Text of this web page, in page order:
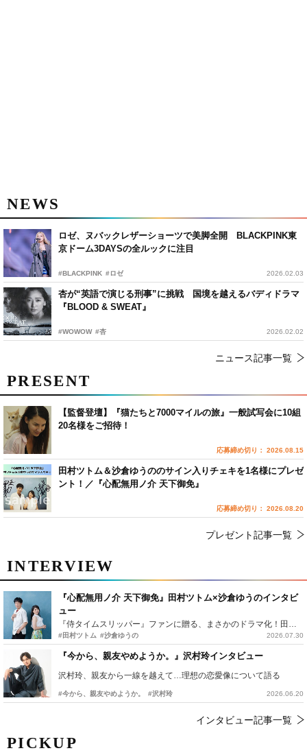
NEWS
ロゼ、ヌバックレザーショーツで美脚全開 BLACKPINK東
京ドーム3DAYSの全ルックに注目
#BLACKPINK #ロゼ 2026.02.03
杏が“英語で演じる刑事”に挑戦 国境を越えるバディドラマ
『BLOOD & SWEAT』
#WOWOW #杏 2026.02.02
ニュース記事一覧
PICKUP
INTERVIEW
『心配無用ノ介 天下御免』田村ツトム×沙倉ゆうのインタビ
ュー
#田村ツトム #沙倉ゆうの 2026.07.30
『今から、親友やめようか。』沢村玲インタビュー
沢村玲、親友から一線を越えて…理想の恋愛像について語る
#今から、親友やめようか。 #沢村玲 2026.06.20
インタビュー記事一覧
PRESENT
【監督登壇】『猫たちと7000マイルの旅』一般試写会に10組
20名様をご招待！
応募締め切り： 2026.08.15
田村ツトム＆沙倉ゆうののサイン入りチェキを1名様にプレゼ
ント！／『心配無用ノ介 天下御免』
応募締め切り： 2026.08.20
プレゼント記事一覧